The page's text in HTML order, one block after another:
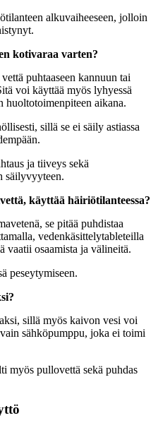
alkuvaiheeseen, jolloin
kotivaraa varten?
puhtaaseen kannuun tai
voi käyttää myös lyhyessä
huoltotoimenpiteen aikana.
sillä se ei säily astiassa
ja tiiveys sekä
säilyvyyteen.
käyttää häiriötilanteessa?
se pitää puhdistaa
vedenkäsittelytableteilla
vaatii osaamista ja välineitä.
peseytymiseen.
sillä myös kaivon vesi voi
sähköpumppu, joka ei toimi
myös pullovettä sekä puhdas